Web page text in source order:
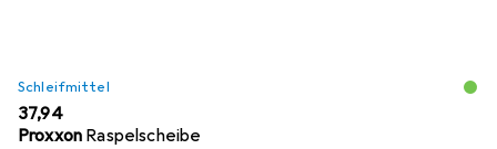
Schleifmittel
EUR
37,94
Proxxon Raspelscheibe